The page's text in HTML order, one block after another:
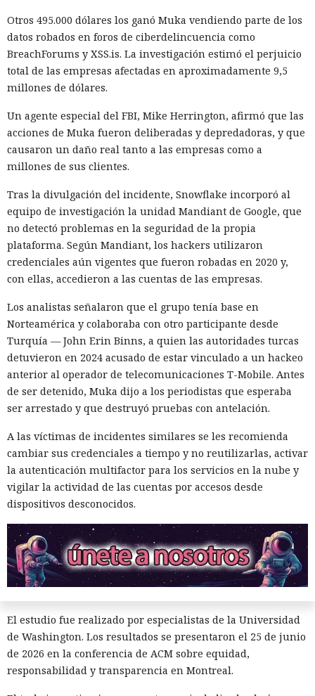
Otros 495.000 dólares los ganó Muka vendiendo parte de los
datos robados en foros de ciberdelincuencia como
BreachForums y XSS.is. La investigación estimó el perjuicio
total de las empresas afectadas en aproximadamente 9,5
millones de dólares.
Un agente especial del FBI, Mike Herrington, afirmó que las
acciones de Muka fueron deliberadas y depredadoras, y que
causaron un daño real tanto a las empresas como a
millones de sus clientes.
Tras la divulgación del incidente, Snowflake incorporó al
equipo de investigación la unidad Mandiant de Google, que
no detectó problemas en la seguridad de la propia
plataforma. Según Mandiant, los hackers utilizaron
credenciales aún vigentes que fueron robadas en 2020 y,
con ellas, accedieron a las cuentas de las empresas.
Los analistas señalaron que el grupo tenía base en
Norteamérica y colaboraba con otro participante desde
Turquía — John Erin Binns, a quien las autoridades turcas
detuvieron en 2024 acusado de estar vinculado a un hackeo
anterior al operador de telecomunicaciones T-Mobile. Antes
de ser detenido, Muka dijo a los periodistas que esperaba
ser arrestado y que destruyó pruebas con antelación.
A las víctimas de incidentes similares se les recomienda
cambiar sus credenciales a tiempo y no reutilizarlas, activar
la autenticación multifactor para los servicios en la nube y
vigilar la actividad de las cuentas por accesos desde
dispositivos desconocidos.
¿Una mujer? Demasiado
atrevido. Las redes neuronales
borraron a las protagonistas de
los cuentos infantiles y las
dejaron con apenas un 2%.
20:35 / 06.08.2026
Búhos sabios, lobos valientes y prácticamente sin heroínas:
bienvenidos al futuro de la literatura.
La inteligencia artificial generativa rara vez convierte a los
animales parlantes en cuentos infantiles en personajes
femeninos. El análisis de 23.800 textos creados por seis
modelos lingüísticos mostró que solo el 2% de los
protagonistas recibieron género femenino. El 41% de los
personajes resultaron masculinos, y en el 57% restante los
modelos los dejaron sin indicar el sexo o los marcaron como
El estudio fue realizado por especialistas de la Universidad
de Washington. Los resultados se presentaron el 25 de junio
de 2026 en la conferencia de ACM sobre equidad,
responsabilidad y transparencia en Montreal.